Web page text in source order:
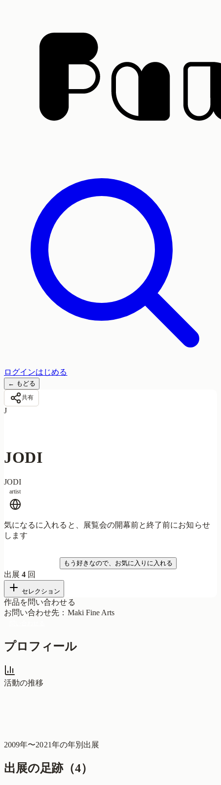
ログインはじめる
← もどる
共有
J
JODI
JODI
artist
気になるに入れると、展覧会の開幕前と終了前にお知らせ
します
もう好きなので、お気に入りに入れる
出展4 回
セレクション
作品を問い合わせる
お問い合わせ先 ： Maki Fine Arts
プロフィール
活動の推移
2009年〜2021年の年別出展
出展の足跡（4）